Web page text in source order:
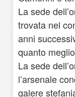
La sede
trovata nel
anni
quanto
La sede
l’arsenale
galere